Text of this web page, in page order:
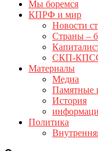
Мы боремся
КПРФ и мир
Новости
Страны –
СКП-
Материалы
Медиа
Памятные
История
Политика